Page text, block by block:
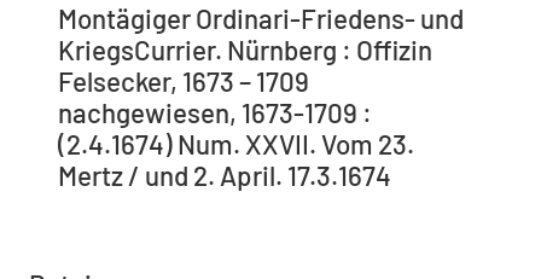
Montägiger Ordinari-Friedens- und
KriegsCurrier. Nürnberg : Offizin
Felsecker, 1673 – 1709
nachgewiesen, 1673-1709 :
(2.4.1674) Num. XXVII. Vom 23.
Mertz / und 2. April. 17.3.1674